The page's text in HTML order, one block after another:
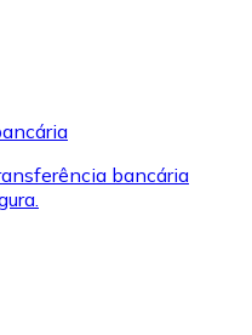
bancária